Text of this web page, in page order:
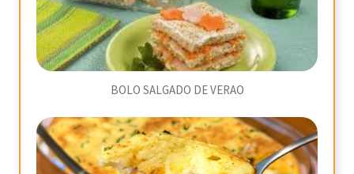
BOLO SALGADO DE VERAO